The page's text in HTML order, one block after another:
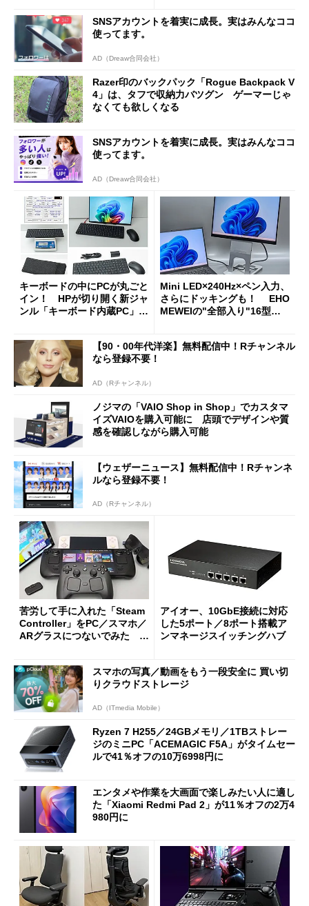
SNSアカウントを着実に成長。実はみんなココ
使ってます。
AD（Dreaw合同会社）
Razer印のバックパック「Rogue Backpack V
4」は、タフで収納力バツグン ゲーマーじゃ
なくても欲しくなる
SNSアカウントを着実に成長。実はみんなココ
使ってます。
AD（Dreaw合同会社）
キーボードの中にPCが丸ごと
イン！ HPが切り開く新ジャ
ンル「キーボード内蔵PC」の
Mini LED×240Hz×ペン入力、
さらにドッキングも！ EHO
MEWEIの"全部入り"16型モ
【90・00年代洋楽】無料配信中！Rチャンネル
なら登録不要！
AD（Rチャンネル）
ノジマの「VAIO Shop in Shop」でカスタマ
イズVAIOを購入可能に 店頭でデザインや質
感を確認しながら購入可能
【ウェザーニュース】無料配信中！Rチャンネ
ルなら登録不要！
AD（Rチャンネル）
苦労して手に入れた「Steam
Controller」をPC／スマホ／
ARグラスにつないでみた ゲ
アイオー、10GbE接続に対応
した5ポート／8ポート搭載ア
ンマネージスイッチングハブ
スマホの写真／動画をもう一段安全に 買い切
りクラウドストレージ
AD（ITmedia Mobile）
Ryzen 7 H255／24GBメモリ／1TBストレー
ジのミニPC「ACEMAGIC F5A」がタイムセー
ルで41％オフの10万6998円に
エンタメや作業を大画面で楽しみたい人に適し
た「Xiaomi Redmi Pad 2」が11％オフの2万4
980円に